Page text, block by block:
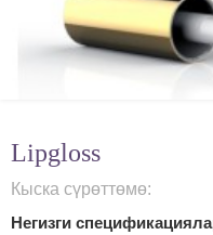
Lipgloss
Кыска сүрөттөмө:
Негизги